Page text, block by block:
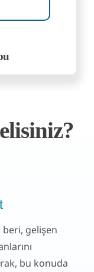
gelişen
bu konuda